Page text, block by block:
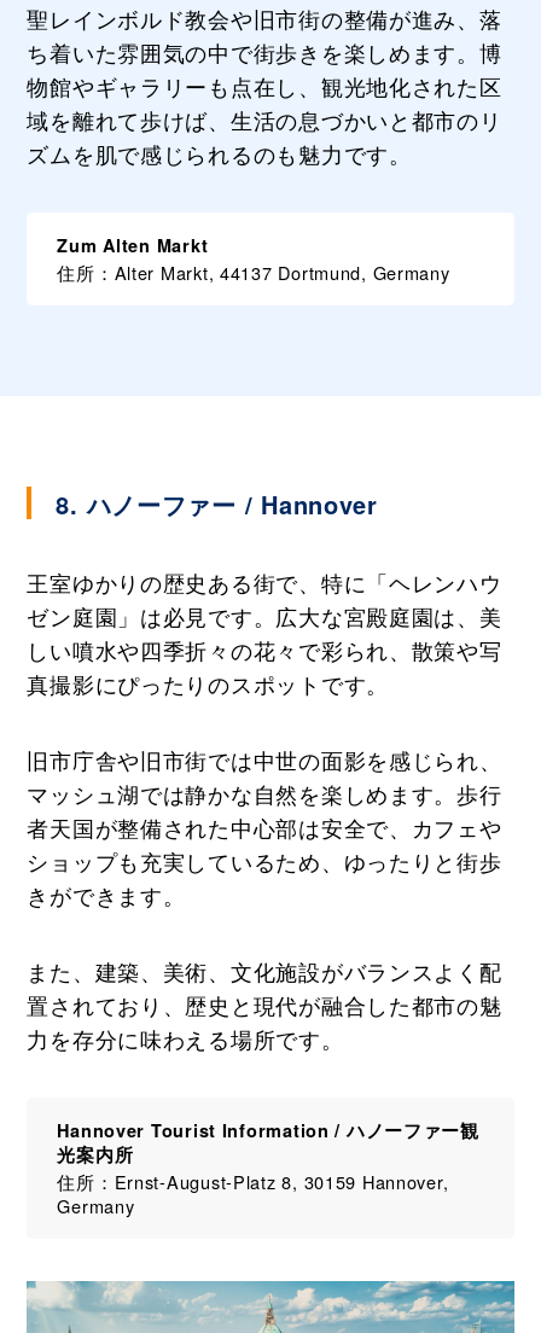
聖レインボルド教会や旧市街の整備が進み、落
ち着いた雰囲気の中で街歩きを楽しめます。博
物館やギャラリーも点在し、観光地化された区
域を離れて歩けば、生活の息づかいと都市のリ
ズムを肌で感じられるのも魅力です。
Zum Alten Markt
住所：Alter Markt, 44137 Dortmund, Germany
8. ハノーファー / Hannover
王室ゆかりの歴史ある街で、特に「ヘレンハウ
ゼン庭園」は必見です。広大な宮殿庭園は、美
しい噴水や四季折々の花々で彩られ、散策や写
真撮影にぴったりのスポットです。
旧市庁舎や旧市街では中世の面影を感じられ、
マッシュ湖では静かな自然を楽しめます。歩行
者天国が整備された中心部は安全で、カフェや
ショップも充実しているため、ゆったりと街歩
きができます。
また、建築、美術、文化施設がバランスよく配
置されており、歴史と現代が融合した都市の魅
力を存分に味わえる場所です。
Hannover Tourist Information / ハノーファー観
光案内所
住所：Ernst-August-Platz 8, 30159 Hannover,
Germany